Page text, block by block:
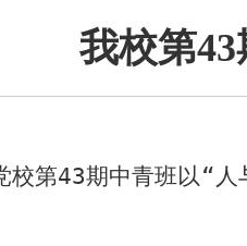
我校第
校第43期中青班以“人